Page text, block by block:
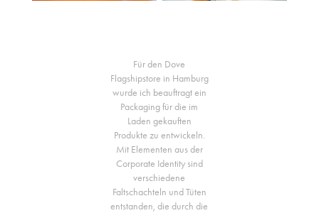
Für den Dove
Flagshipstore in Hamburg
wurde ich beauftragt ein
Packaging für die im
Laden gekauften
Produkte zu entwickeln.
Mit Elementen aus der
Corporate Identity sind
verschiedene
Faltschachteln und Tüten
entstanden, die durch die